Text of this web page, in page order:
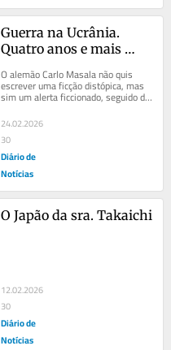
Guerra na Ucrânia.
Quatro anos e mais
O alemão Carlo Masala não quis
escrever uma ficção distópica, mas
sim um alerta ficcionado, seguido de
um epílogo que é um pequeno
ensaio...
24.02.2026
30
Diário de
Notícias
O Japão da sra. Takaichi
12.02.2026
30
Diário de
Notícias